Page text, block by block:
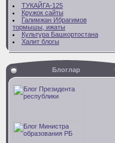
ТУКАЙГА-125
Кружок сайты
Галимжан Ибрагимов
тормышы, ижаты
Культура Башкортостана
Халит блогы
Блоглар